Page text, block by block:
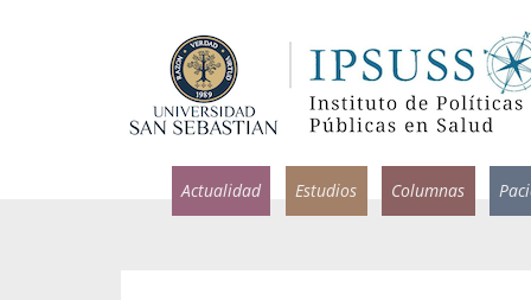
Actualidad Estudios Columnas